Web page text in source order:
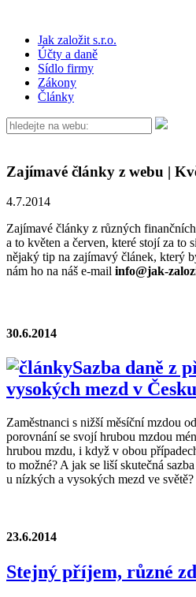
Jak založit s.r.o.
Účty a daně
Sídlo firmy
Zákony
Články
Zajímavé články z webu |
4.7.2014
Zajímavé články z různých
a to květen a červen, které stojí za to
nějaký tip na zajímavý článek, který
nám ho na náš e-mail info@jak-
30.6.2014
Sazba daně z
vysokých mezd v
Zaměstnanci s nižší měsíční mzdou
porovnání se svojí hrubou mzdou
hrubou mzdu, i když v obou
to možné? A jak se liší skutečná
u nízkých a vysokých mezd ve
23.6.2014
Stejný příjem, různé